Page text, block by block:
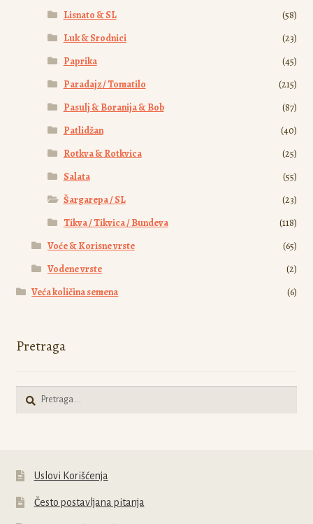
Lisnato & SL
(58)
Luk & Srodnici
(23)
Paprika
(45)
Paradajz / Tomatilo
(215)
Pasulj & Boranija & Bob
(87)
Patlidžan
(40)
Rotkva & Rotkvica
(25)
Salata
(55)
Šargarepa / SL
(23)
Tikva / Tikvica / Bundeva
(118)
Voće & Korisne vrste
(65)
Vodene vrste
(2)
Veća količina semena
(6)
Pretraga
Pretraga
Uslovi Korišćenja
Često postavljana pitanja